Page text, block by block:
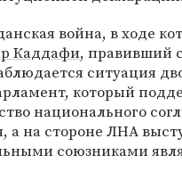
война, в ходе
Каддафи, правивший
ситуация
который
национального
на стороне ЛНА
союзниками